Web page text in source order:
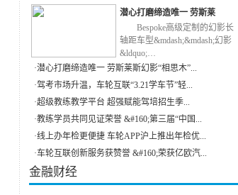
潜心打磨缔造唯一 劳斯莱
Bespoke高级定制的幻影长
轴距车型&mdash;&mdash;幻影
&ldquo;…
·潜心打磨缔造唯一 劳斯莱斯幻影“相思木”...
·驾考市场升温，车轮互联“3.21学车节”轻...
·超级教练教学平台 超强赋能驾培招生季...
·教练学员共同见证荣誉 &#160;第三届“中国...
·线上办年检更便捷 车轮APP沪上推出年检优...
·车轮互联创新服务获赞誉 &#160;荣获亿欧汽...
金融财经